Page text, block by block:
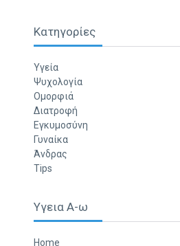
Κατηγορίες
Υγεία
Ψυχολογία
Ομορφιά
Διατροφή
Εγκυμοσύνη
Γυναίκα
Άνδρας
Tips
Υγεια Α-ω
Home